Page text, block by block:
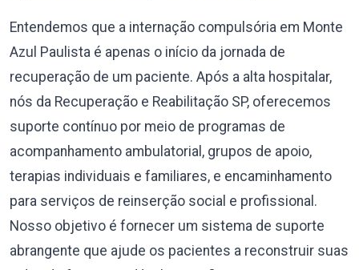
Entendemos que a internação compulsória em Monte
Azul Paulista é apenas o início da jornada de
recuperação de um paciente. Após a alta hospitalar,
nós da Recuperação e Reabilitação SP, oferecemos
suporte contínuo por meio de programas de
acompanhamento ambulatorial, grupos de apoio,
terapias individuais e familiares, e encaminhamento
para serviços de reinserção social e profissional.
Nosso objetivo é fornecer um sistema de suporte
abrangente que ajude os pacientes a reconstruir suas